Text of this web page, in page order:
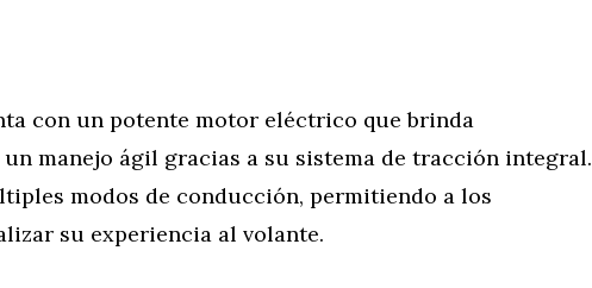
con un potente motor eléctrico que brinda
manejo ágil gracias a su sistema de tracción integral.
modos de conducción, permitiendo a los
su experiencia al volante.